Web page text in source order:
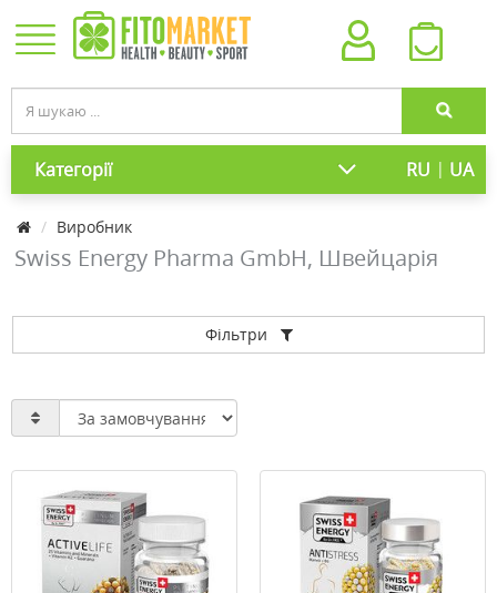
Категорії RU | UA
Виробник
Swiss Energy Pharma GmbH, Швейцарія
Фільтри